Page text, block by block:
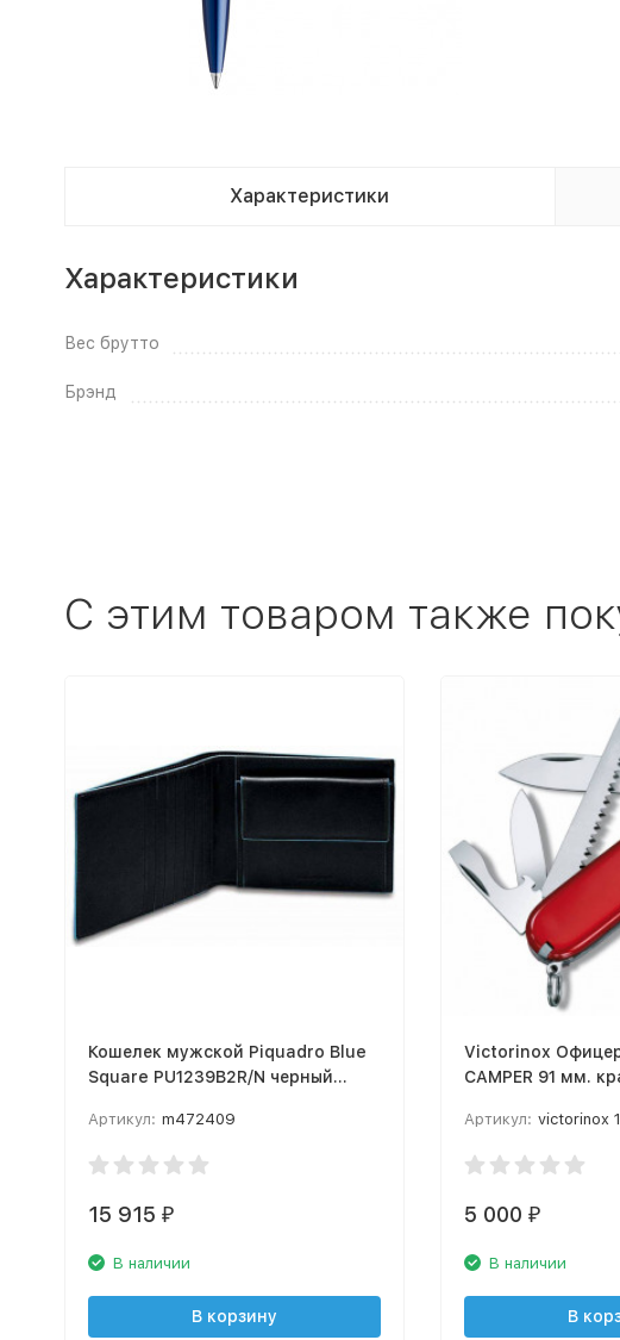
Характеристики
Характеристики
Вес брутто
Брэнд
C этим товаром также
Кошелек мужской Piquadro Blue
Square PU1239B2R/N черный
Артикул: m472409
15 915 ₽
В наличии
В корзину
Victorinox
Артикул: victorinox
5 000 ₽
В наличии
В